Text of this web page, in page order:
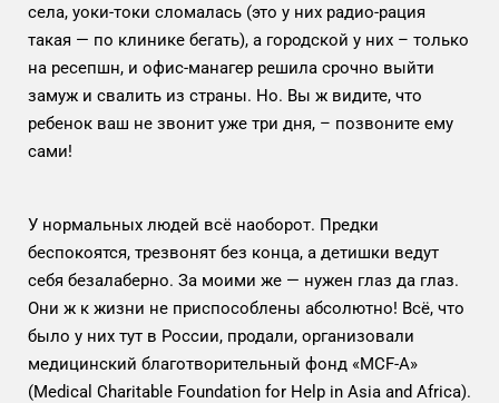
села, уоки-токи сломалась (это у них радио-рация
такая — по клинике бегать), а городской у них – только
на ресепшн, и офис-манагер решила срочно выйти
замуж и свалить из страны. Но. Вы ж видите, что
ребенок ваш не звонит уже три дня, – позвоните ему
сами!
У нормальных людей всё наоборот. Предки
беспокоятся, трезвонят без конца, а детишки ведут
себя безалаберно. За моими же — нужен глаз да глаз.
Они ж к жизни не приспособлены абсолютно! Всё, что
было у них тут в России, продали, организовали
медицинский благотворительный фонд «MСF-A»
(Medical Charitable Foundation for Help in Asia and Africa).